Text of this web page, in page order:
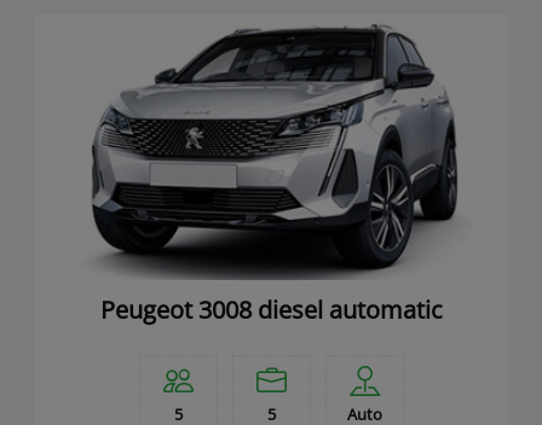
Peugeot 3008 diesel automatic
5 5 Auto